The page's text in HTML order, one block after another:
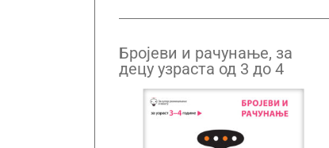
Бројеви и рачунање, за
децу узраста од 3 до 4
године